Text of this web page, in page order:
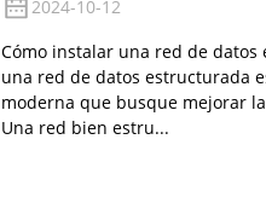
2024-10-12
Cómo instalar una red de
una red de datos estructurada
moderna que busque mejorar
Una red bien estru...